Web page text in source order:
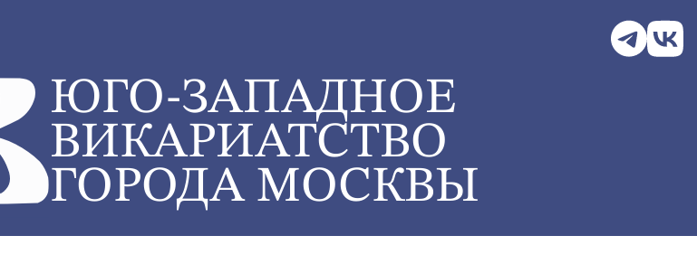
ЮГО-ЗАПАДНОЕ
ВИКАРИАТСТВО
ГОРОДА МОСКВЫ